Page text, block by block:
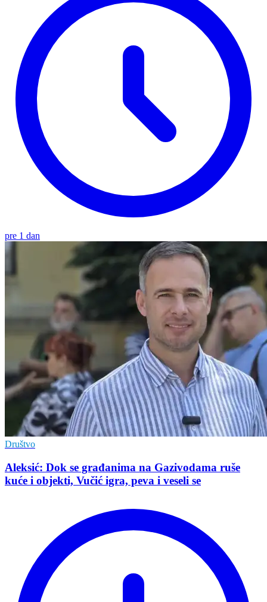
pre 1 dan
Društvo
Aleksić: Dok se građanima na Gazivodama ruše
kuće i objekti, Vučić igra, peva i veseli se